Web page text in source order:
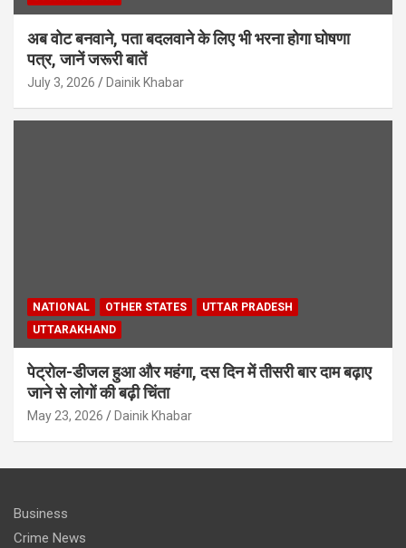
अब वोट बनवाने, पता बदलवाने के लिए भी भरना होगा घोषणा
पत्र, जानें जरूरी बातें
July 3, 2026 Dainik Khabar
NATIONAL OTHER STATES
UTTAR PRADESH
UTTARAKHAND
पेट्रोल-डीजल हुआ और महंगा, दस दिन में तीसरी बार दाम बढ़ाए
जाने से लोगों की बढ़ी चिंता
May 23, 2026 Dainik Khabar
Business
Crime News